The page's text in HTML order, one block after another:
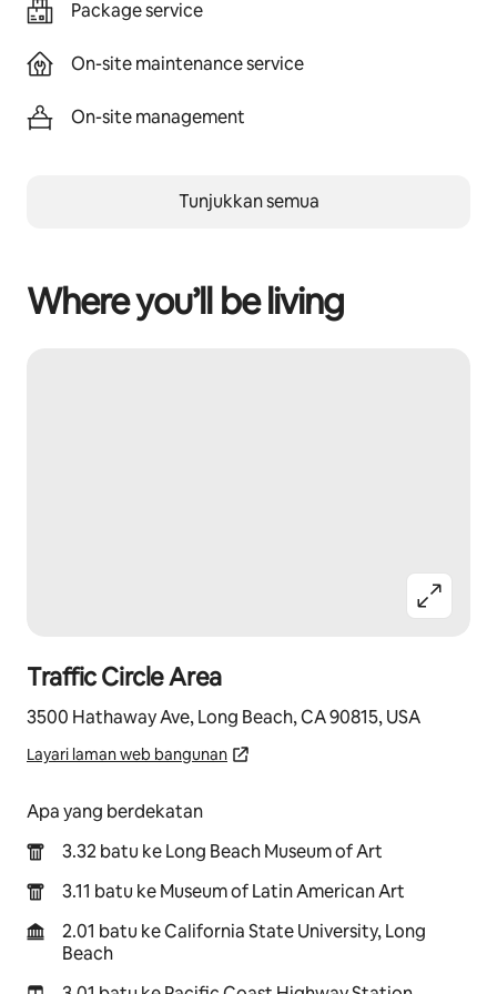
Package service
On-site maintenance service
On-site management
Tunjukkan semua
Where you’ll be living
Traffic Circle Area
3500 Hathaway Ave, Long Beach, CA 90815, USA
Layari laman web bangunan
Apa yang berdekatan
3.32 batu ke Long Beach Museum of Art
3.11 batu ke Museum of Latin American Art
2.01 batu ke California State University, Long
Beach